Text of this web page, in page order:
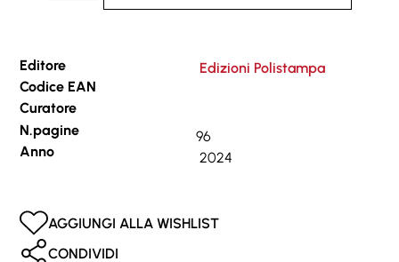
Editore
Edizioni Polistampa
Codice EAN
Curatore
N.pagine
96
Anno
2024
AGGIUNGI ALLA WISHLIST
CONDIVIDI